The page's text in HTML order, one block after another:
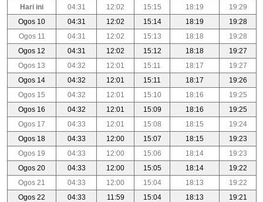
Hari ini
04:31 12:02 15:15 18:19
19:29
Ogos 10
04:31 12:02 15:14 18:19
19:28
Ogos 11
04:31 12:02 15:13 18:18
19:28
Ogos 12
04:31 12:02 15:12 18:18
19:27
Ogos 13
04:32 12:01 15:11 18:17
19:27
Ogos 14
04:32 12:01 15:11 18:17
19:26
Ogos 15
04:32 12:01 15:10 18:16
19:25
Ogos 16
04:32 12:01 15:09 18:16
19:25
Ogos 17
04:33 12:01 15:08 18:15
19:24
Ogos 18
04:33 12:00 15:07 18:15
19:23
Ogos 19
04:33 12:00 15:06 18:14
19:23
Ogos 20
04:33 12:00 15:05 18:14
19:22
Ogos 21
04:33 12:00 15:04 18:13
19:22
Ogos 22
04:33 11:59 15:04 18:13
19:21